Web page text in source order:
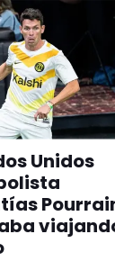
Unidos